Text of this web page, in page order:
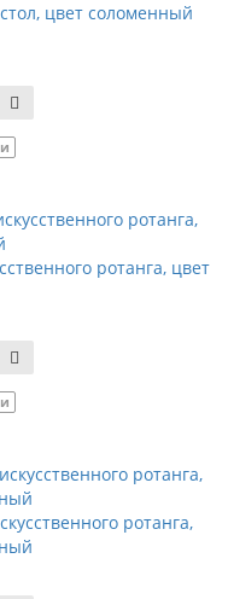
цвет соломенный
ротанга, цвет
ротанга,